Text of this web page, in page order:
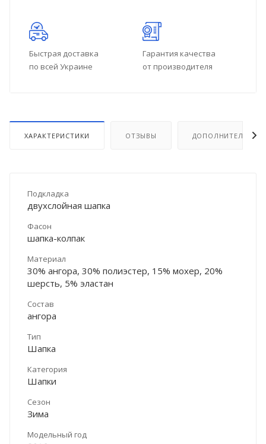
Быстрая доставка
по всей Украине
Гарантия качества
от производителя
ХАРАКТЕРИСТИКИ ОТЗЫВЫ ДОПОЛНИТЕЛЬНО
Подкладка
двухслойная шапка
Фасон
шапка-колпак
Материал
30% ангора, 30% полиэстер, 15% мохер, 20%
шерсть, 5% эластан
Состав
ангора
Тип
Шапка
Категория
Шапки
Сезон
Зима
Модельный год